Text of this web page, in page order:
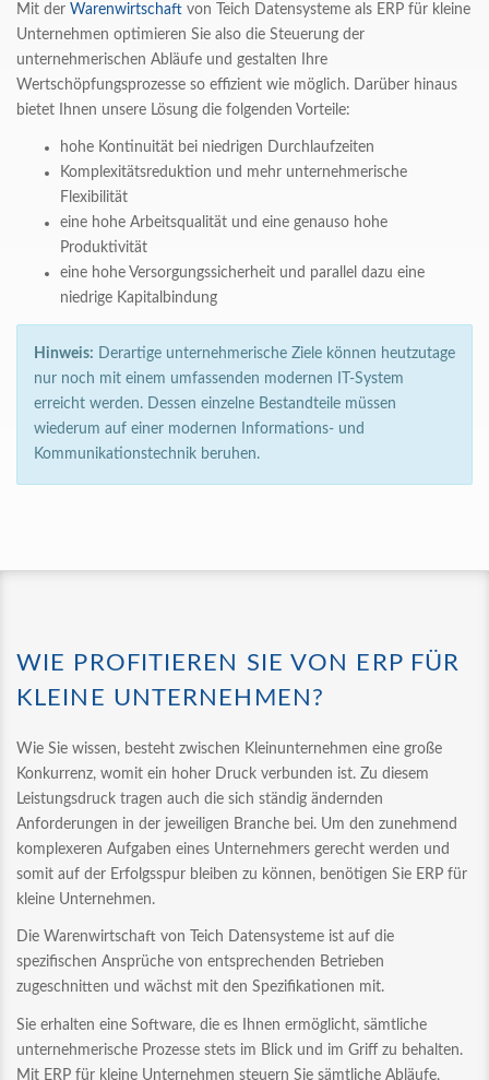
Mit der Warenwirtschaft von Teich Datensysteme als ERP für kleine
Unternehmen optimieren Sie also die Steuerung der
unternehmerischen Abläufe und gestalten Ihre
Wertschöpfungsprozesse so effizient wie möglich. Darüber hinaus
bietet Ihnen unsere Lösung die folgenden Vorteile:
hohe Kontinuität bei niedrigen Durchlaufzeiten
Komplexitätsreduktion und mehr unternehmerische
Flexibilität
eine hohe Arbeitsqualität und eine genauso hohe
Produktivität
eine hohe Versorgungssicherheit und parallel dazu eine
niedrige Kapitalbindung
Hinweis: Derartige unternehmerische Ziele können heutzutage
nur noch mit einem umfassenden modernen IT-System
erreicht werden. Dessen einzelne Bestandteile müssen
wiederum auf einer modernen Informations- und
Kommunikationstechnik beruhen.
WIE PROFITIEREN SIE VON ERP FÜR
KLEINE UNTERNEHMEN?
Wie Sie wissen, besteht zwischen Kleinunternehmen eine große
Konkurrenz, womit ein hoher Druck verbunden ist. Zu diesem
Leistungsdruck tragen auch die sich ständig ändernden
Anforderungen in der jeweiligen Branche bei. Um den zunehmend
komplexeren Aufgaben eines Unternehmers gerecht werden und
somit auf der Erfolgsspur bleiben zu können, benötigen Sie ERP für
kleine Unternehmen.
Die Warenwirtschaft von Teich Datensysteme ist auf die
spezifischen Ansprüche von entsprechenden Betrieben
zugeschnitten und wächst mit den Spezifikationen mit.
Sie erhalten eine Software, die es Ihnen ermöglicht, sämtliche
unternehmerische Prozesse stets im Blick und im Griff zu behalten.
Mit ERP für kleine Unternehmen steuern Sie sämtliche Abläufe,